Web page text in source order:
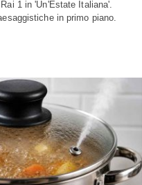
1 in 'Un'Estate Italiana'.
in primo piano.